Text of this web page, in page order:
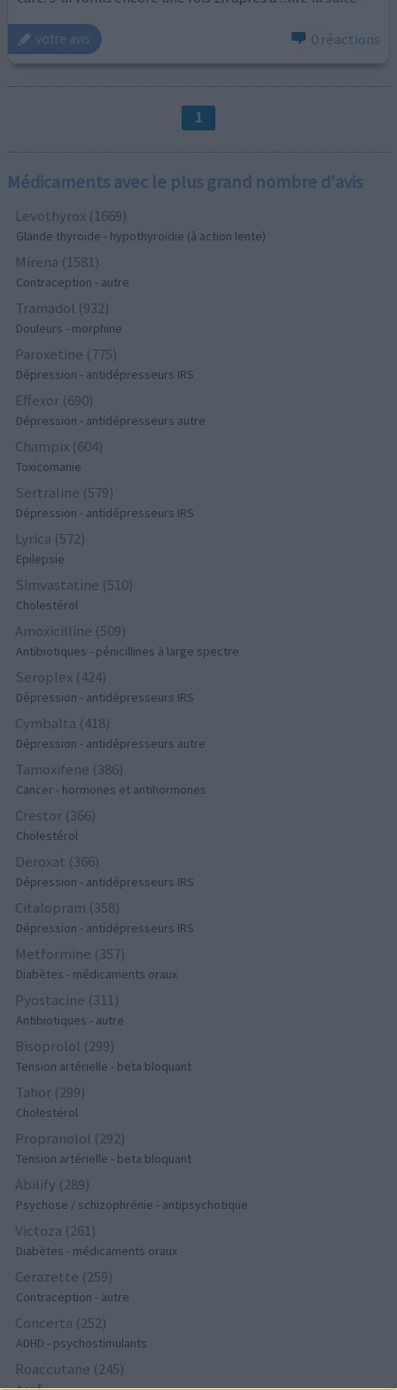
votre avis 0 réactions
1
Médicaments avec le plus grand nombre d'avis
Levothyrox (1669)
Glande thyroïde - hypothyroïdie (à action lente)
Mirena (1581)
Contraception - autre
Tramadol (932)
Douleurs - morphine
Paroxetine (775)
Dépression - antidépresseurs IRS
Effexor (690)
Dépression - antidépresseurs autre
Champix (604)
Toxicomanie
Sertraline (579)
Dépression - antidépresseurs IRS
Lyrica (572)
Epilepsie
Simvastatine (510)
Cholestérol
Amoxicilline (509)
Antibiotiques - pénicillines à large spectre
Seroplex (424)
Dépression - antidépresseurs IRS
Cymbalta (418)
Dépression - antidépresseurs autre
Tamoxifene (386)
Cancer - hormones et antihormones
Crestor (366)
Cholestérol
Deroxat (366)
Dépression - antidépresseurs IRS
Citalopram (358)
Dépression - antidépresseurs IRS
Metformine (357)
Diabètes - médicaments oraux
Pyostacine (311)
Antibiotiques - autre
Bisoprolol (299)
Tension artérielle - beta bloquant
Tahor (299)
Cholestérol
Propranolol (292)
Tension artérielle - beta bloquant
Abilify (289)
Psychose / schizophrénie - antipsychotique
Victoza (261)
Diabètes - médicaments oraux
Cerazette (259)
Contraception - autre
Concerta (252)
ADHD - psychostimulants
Roaccutane (245)